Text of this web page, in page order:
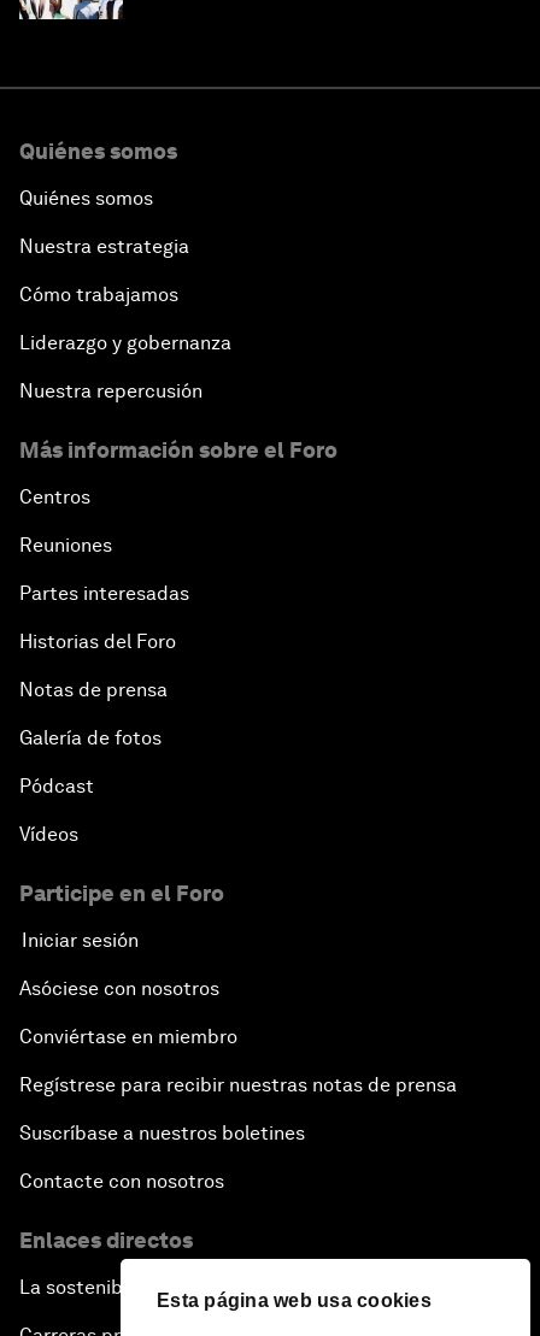
Esta página web usa cookies
Quiénes somos
Quiénes somos
Nuestra estrategia
Cómo trabajamos
Liderazgo y gobernanza
Nuestra repercusión
Más información sobre el Foro
Centros
Reuniones
Partes interesadas
Historias del Foro
Notas de prensa
Galería de fotos
Pódcast
Vídeos
Participe en el Foro
Iniciar sesión
Asóciese con nosotros
Conviértase en miembro
Regístrese para recibir nuestras notas de prensa
Suscríbase a nuestros boletines
Contacte con nosotros
Enlaces directos
La sostenibilidad en el Foro